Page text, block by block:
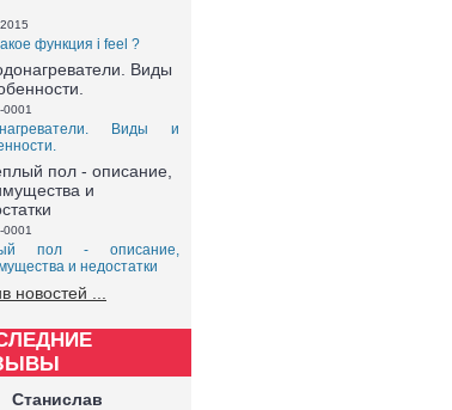
функция i feel ?
0001
Виды и
0001
пол - описание,
и недостатки
новостей ...
Станислав